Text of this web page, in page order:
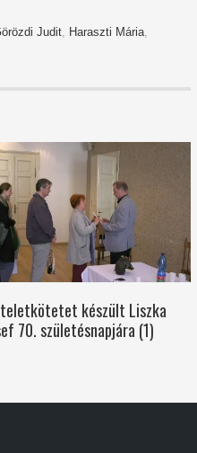
Judit, Haraszti Mária,
készült Liszka
70. születésnapjára (1)